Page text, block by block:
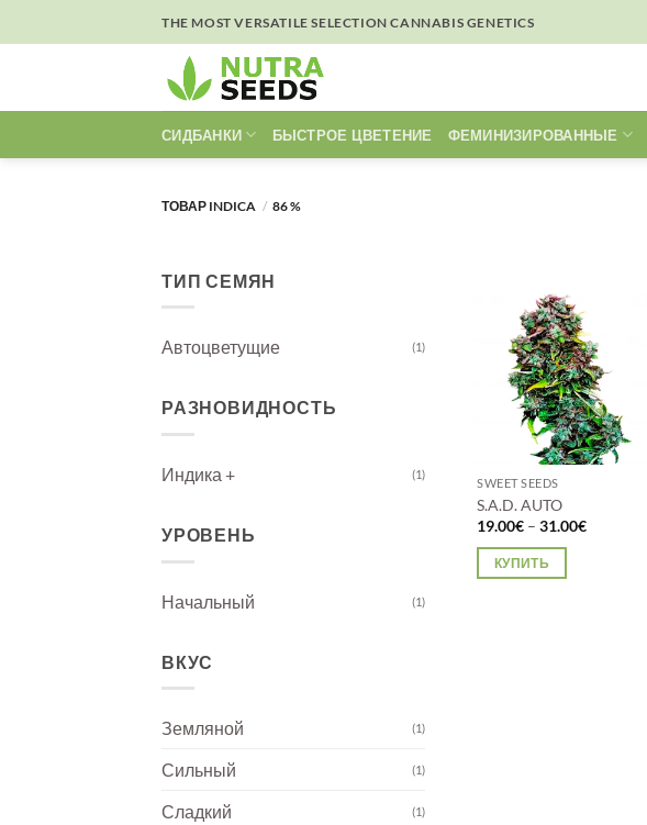
to
THE MOST VERSATILE SELECTION CANNABIS GENETICS
СИДБАНКИ БЫСТРОЕ ЦВЕТЕНИЕ ФЕМИНИЗИРОВАННЫЕ
ТОВАР INDICA / 86 %
ТИП СЕМЯН
Автоцветущие (1)
РАЗНОВИДНОСТЬ
Индика + (1)
УРОВЕНЬ
Начальный (1)
ВКУС
Земляной (1)
Сильный (1)
Сладкий (1)
SWEET SEEDS
S.A.D. AUTO
19.00€ – 31.00€Диапазон
КУПИТЬ